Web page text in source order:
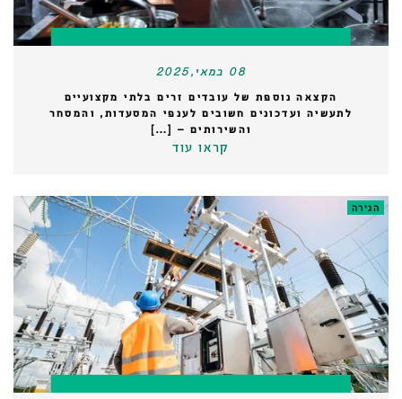
08 במאי,2025
הקצאה נוספת של עובדים זרים בלתי מקצועיים
לתעשיה ועדכונים חשובים לענפי המסעדות, והמסחר
והשירותים – […]
קראו עוד
הגירה